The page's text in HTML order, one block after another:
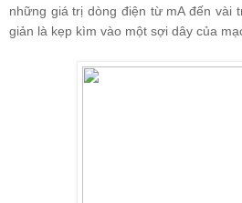
những giá trị dòng điện từ mA đến vài
giản là kẹp kìm vào một sợi dây của